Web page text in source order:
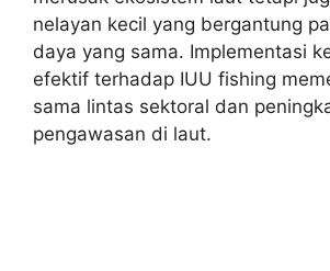
nelayan kecil yang bergantung
daya yang sama. Implementasi
efektif terhadap IUU fishing
sama lintas sektoral dan
pengawasan di laut.